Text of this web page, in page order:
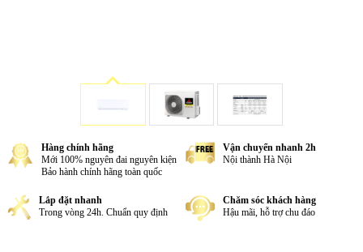
Hàng chính hãng
Mới 100% nguyên đai nguyên kiện
Bảo hành chính hãng toàn quốc
Vận chuyển nhanh 2h
Nội thành Hà Nội
Lắp đặt nhanh
Trong vòng 24h. Chuẩn quy định
Chăm sóc khách hàng
Hậu mãi, hỗ trợ chu đáo